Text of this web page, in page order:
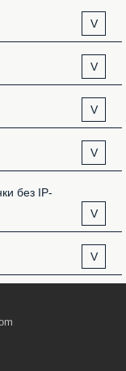
V
V
V
V
без IP-
V
V